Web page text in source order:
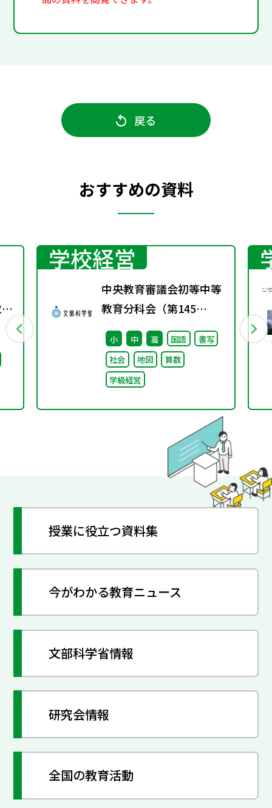
戻る
おすすめの資料
学校経営
中央教育審議会初等中等
教育分科会（第145
回） 配付資料
小 中 高 国語
書写
社会
地図
算数
学級経営
授業に役立つ資料集
今がわかる教育ニュース
文部科学省情報
研究会情報
全国の教育活動